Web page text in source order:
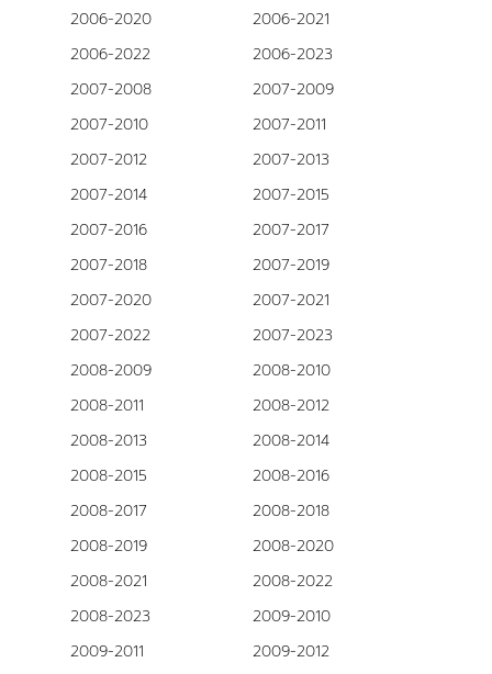
2006-2020
2006-2021
2006-2022
2006-2023
2007-2008
2007-2009
2007-2010
2007-2011
2007-2012
2007-2013
2007-2014
2007-2015
2007-2016
2007-2017
2007-2018
2007-2019
2007-2020
2007-2021
2007-2022
2007-2023
2008-2009
2008-2010
2008-2011
2008-2012
2008-2013
2008-2014
2008-2015
2008-2016
2008-2017
2008-2018
2008-2019
2008-2020
2008-2021
2008-2022
2008-2023
2009-2010
2009-2011
2009-2012